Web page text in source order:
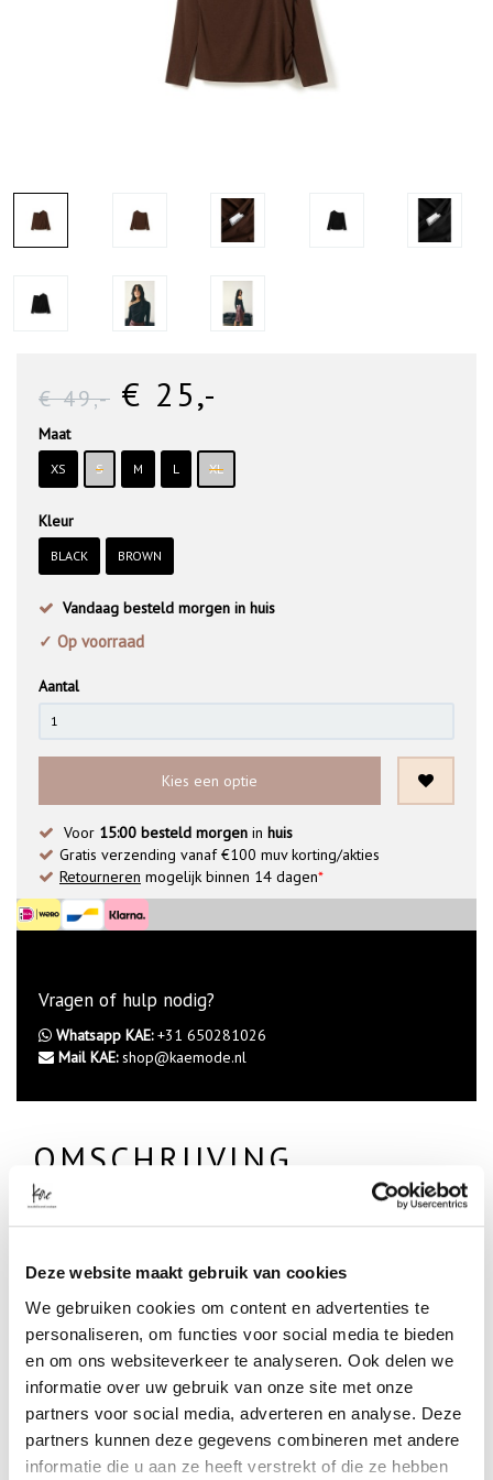
Deze website maakt gebruik van cookies
We gebruiken cookies om content en advertenties te
personaliseren, om functies voor social media te bieden
en om ons websiteverkeer te analyseren. Ook delen we
informatie over uw gebruik van onze site met onze
partners voor social media, adverteren en analyse. Deze
partners kunnen deze gegevens combineren met andere
informatie die u aan ze heeft verstrekt of die ze hebben
OMSCHRIJVING
in bruin of zwart
SPECIFICATIES
Artikelnummer
Merk
NOELLA
Kleur
BLACK BROWN
€ 49,- € 25,-
Maat
XS S M L XL
Kleur
BLACK BROWN
Vandaag besteld morgen in huis
✓ Op voorraad
Aantal
Kies een optie
Voor 15:00 besteld morgen in huis
Gratis verzending vanaf €100 muv korting/akties
Retourneren mogelijk binnen 14 dagen*
Vragen of hulp nodig?
Whatsapp KAE:+31 650281026
Mail KAE:shop@kaemode.nl